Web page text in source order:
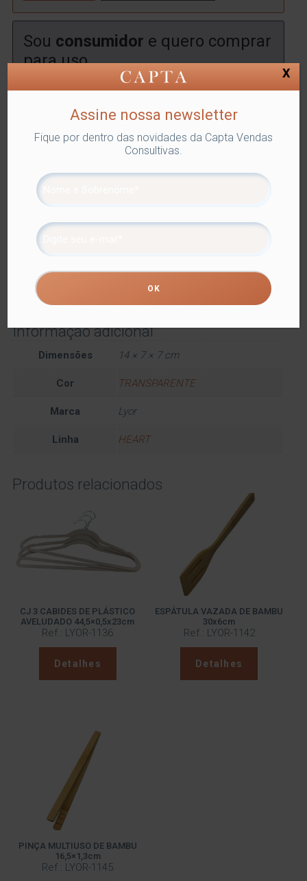
Sou consumidor e quero comprar
para uso
onde você poderá comprar este
SKU:
Utilidades Domésticas
Informação adicional
Informação adicional
Dimensões 14 × 7 × 7 cm
Cor TRANSPARENTE
Marca Lyor
Linha HEART
Produtos relacionados
CJ 3 CABIDES DE PLÁSTICO
AVELUDADO 44,5×0,5x23cm
Ref.: LYOR-1136
Detalhes
ESPÁTULA VAZADA DE BAMBU
30x6cm
Ref.: LYOR-1142
Detalhes
PINÇA MULTIUSO DE BAMBU
16,5×1,3cm
Ref.: LYOR-1145
Assine nossa newsletter
Fique por dentro das novidades da Capta Vendas
Consultivas.
X